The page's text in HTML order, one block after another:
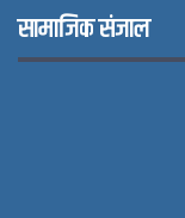
सामाजिक संजाल